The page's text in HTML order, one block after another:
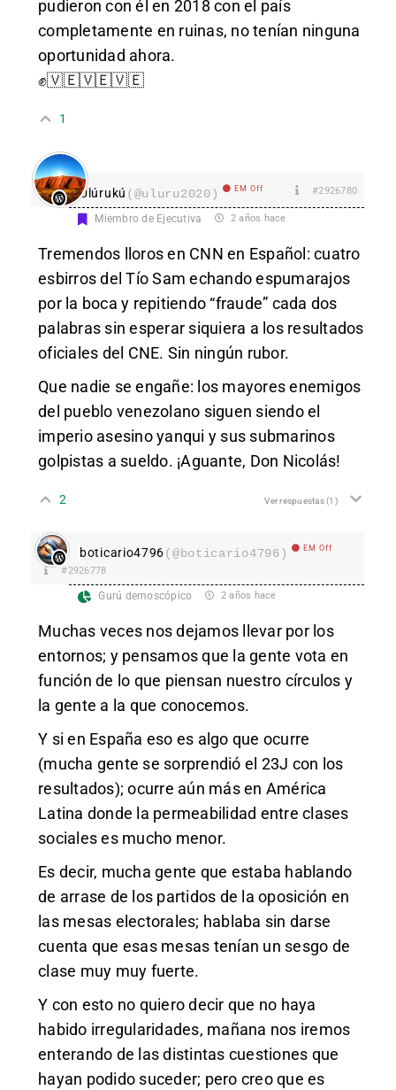
pudieron con él en 2018 con el país
completamente en ruinas, no tenían ninguna
oportunidad ahora.
✊🇻🇪🇻🇪🇻🇪
1
Ulúrukú (@uluru2020) EM Off #2926780
Miembro de Ejecutiva 2 años hace
Tremendos lloros en CNN en Español: cuatro
esbirros del Tío Sam echando espumarajos
por la boca y repitiendo “fraude” cada dos
palabras sin esperar siquiera a los resultados
oficiales del CNE. Sin ningún rubor.
Que nadie se engañe: los mayores enemigos
del pueblo venezolano siguen siendo el
imperio asesino yanqui y sus submarinos
golpistas a sueldo. ¡Aguante, Don Nicolás!
2 Ver respuestas(1)
boticario4796(@boticario4796) EM Off
#2926778
Gurú demoscópico 2 años hace
Muchas veces nos dejamos llevar por los
entornos; y pensamos que la gente vota en
función de lo que piensan nuestro círculos y
la gente a la que conocemos.
Y si en España eso es algo que ocurre
(mucha gente se sorprendió el 23J con los
resultados); ocurre aún más en América
Latina donde la permeabilidad entre clases
sociales es mucho menor.
Es decir, mucha gente que estaba hablando
de arrase de los partidos de la oposición en
las mesas electorales; hablaba sin darse
cuenta que esas mesas tenían un sesgo de
clase muy muy fuerte.
Y con esto no quiero decir que no haya
habido irregularidades, mañana nos iremos
enterando de las distintas cuestiones que
hayan podido suceder; pero creo que es